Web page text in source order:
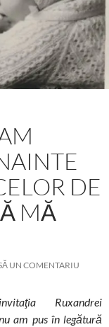
DE
MĂ
UN COMENTARIU
Ruxandrei
am pus în legătură